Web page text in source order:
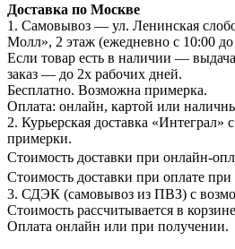
Доставка по Москве
1. Самовывоз — ул. Ленинская
Молл», 2 этаж (ежедневно с 10:00 до
Если товар есть в наличии —
заказ — до 2х рабочих дней.
Бесплатно. Возможна примерка.
Оплата: онлайн, картой или
2. Курьерская доставка «Интеграл»
примерки.
Стоимость доставки при онлайн-
Стоимость доставки при оплате
3. СДЭК (самовывоз из ПВЗ) с
Стоимость рассчитывается в
Оплата онлайн или при получении.